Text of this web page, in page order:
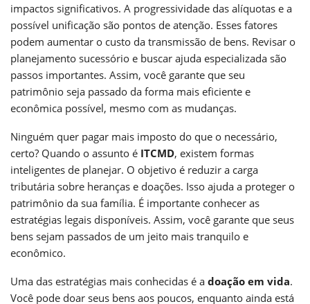
impactos significativos. A progressividade das alíquotas e a
possível unificação são pontos de atenção. Esses fatores
podem aumentar o custo da transmissão de bens. Revisar o
planejamento sucessório e buscar ajuda especializada são
passos importantes. Assim, você garante que seu
patrimônio seja passado da forma mais eficiente e
econômica possível, mesmo com as mudanças.
Ninguém quer pagar mais imposto do que o necessário,
certo? Quando o assunto é ITCMD, existem formas
inteligentes de planejar. O objetivo é reduzir a carga
tributária sobre heranças e doações. Isso ajuda a proteger o
patrimônio da sua família. É importante conhecer as
estratégias legais disponíveis. Assim, você garante que seus
bens sejam passados de um jeito mais tranquilo e
econômico.
Uma das estratégias mais conhecidas é a doação em vida.
Você pode doar seus bens aos poucos, enquanto ainda está